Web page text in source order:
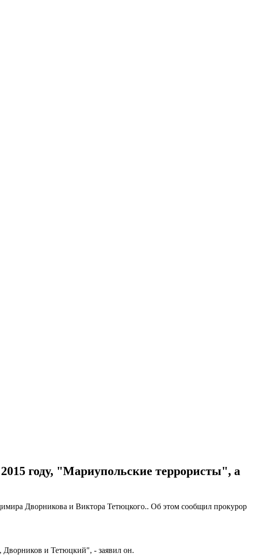
году, "Мариупольские террористы", а
Дворникова и Виктора Тетюцкого.. Об этом сообщил прокурор
Дворников и Тетюцкий", - заявил он.